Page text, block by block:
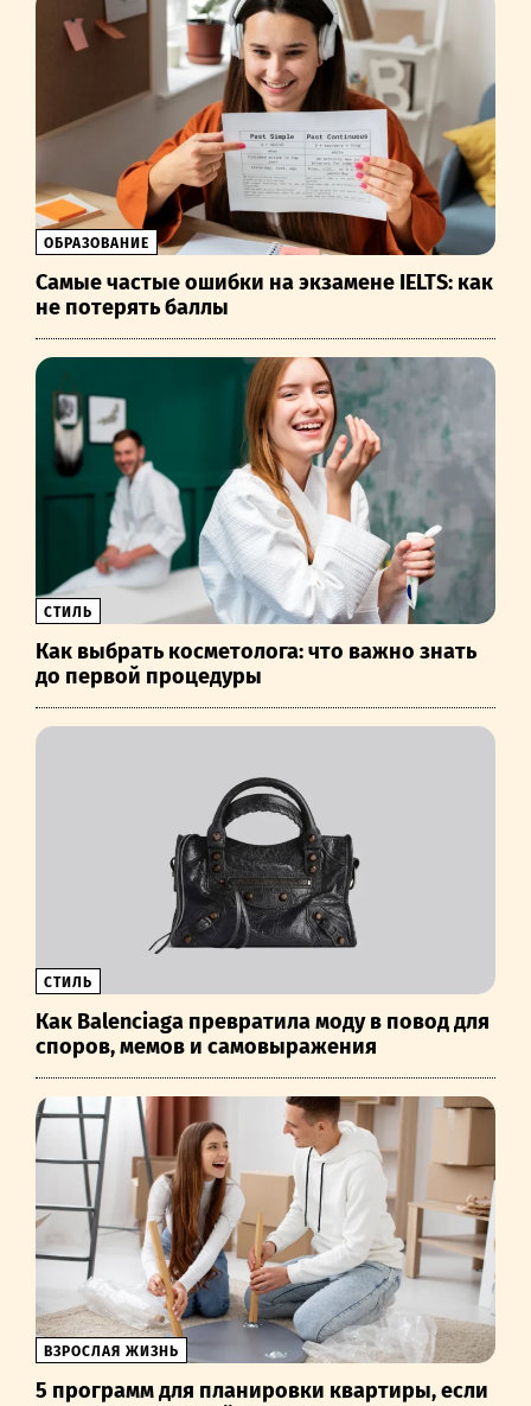
ОБРАЗОВАНИЕ
Самые частые ошибки на экзамене IELTS: как
не потерять баллы
СТИЛЬ
Как выбрать косметолога: что важно знать
до первой процедуры
СТИЛЬ
Как Balenciaga превратила моду в повод для
споров, мемов и самовыражения
ВЗРОСЛАЯ ЖИЗНЬ
5 программ для планировки квартиры, если